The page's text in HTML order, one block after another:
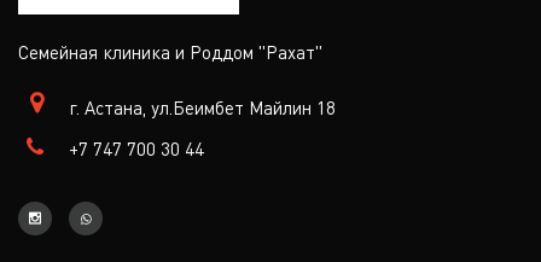
Семейная клиника и Роддом "Рахат"
г. Астана, ул.Беимбет Майлин 18
+7 747 700 30 44